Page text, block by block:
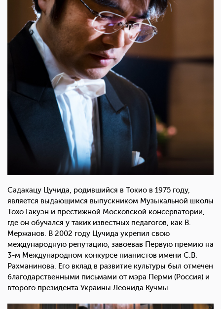
Садакацу Цучида, родившийся в Токио в 1975 году,
является выдающимся выпускником Музыкальной школы
Тохо Гакуэн и престижной Московской консерватории,
где он обучался у таких известных педагогов, как В.
Мержанов. В 2002 году Цучида укрепил свою
международную репутацию, завоевав Первую премию на
3-м Международном конкурсе пианистов имени С.В.
Рахманинова. Его вклад в развитие культуры был отмечен
благодарственными письмами от мэра Перми (Россия) и
второго президента Украины Леонида Кучмы.